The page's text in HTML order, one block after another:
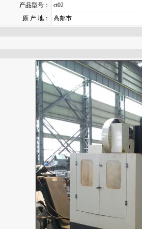
产品型号：
ct02
原 产 地：
高邮市